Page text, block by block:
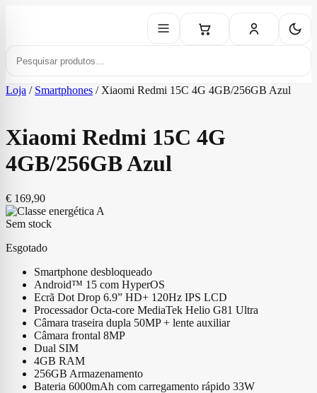
Loja / Smartphones / Xiaomi Redmi 15C 4G 4GB/256GB Azul
Xiaomi Redmi 15C 4G
4GB/256GB Azul
€ 169,90
Sem stock
Esgotado
Smartphone desbloqueado
Android™ 15 com HyperOS
Ecrã Dot Drop 6.9” HD+ 120Hz IPS LCD
Processador Octa-core MediaTek Helio G81 Ultra
Câmara traseira dupla 50MP + lente auxiliar
Câmara frontal 8MP
Dual SIM
4GB RAM
256GB Armazenamento
Bateria 6000mAh com carregamento rápido 33W